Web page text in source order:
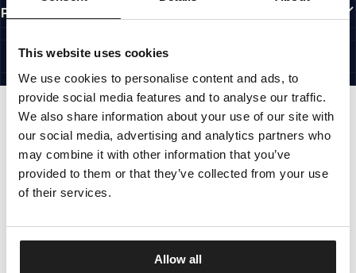
This website uses cookies
We use cookies to personalise content and ads, to
provide social media features and to analyse our traffic.
We also share information about your use of our site with
our social media, advertising and analytics partners who
may combine it with other information that you’ve
provided to them or that they’ve collected from your use
of their services.
Allow all
PRZYDATNE LINKI
©1997 - 2026 PITBULL SP. Z O.O. ALL RIGHTS RESERVED.
SITE CREDITS
IDŹ DO GÓRY